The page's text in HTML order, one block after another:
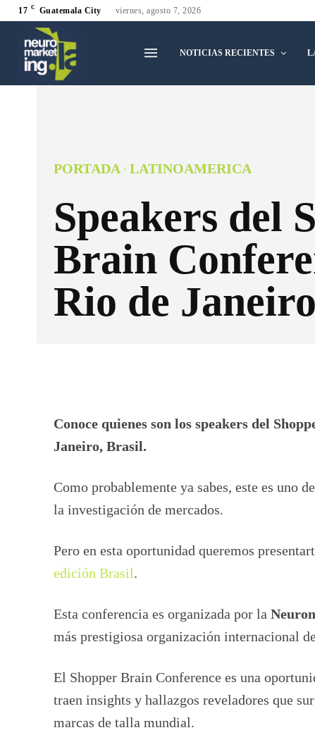
17 C Guatemala City viernes, agosto 7, 2026
NOTICIAS RECIENTES
PORTADA LATINOAMERICA
Speakers del
Brain
Rio de
Conoce quienes son los speakers del
Janeiro, Brasil.
Como probablemente ya sabes, este es uno
la investigación de mercados.
Pero en esta oportunidad queremos
edición Brasil.
Esta conferencia es organizada por la
más prestigiosa organización internacional
El Shopper Brain Conference es una
traen insights y hallazgos reveladores que
marcas de talla mundial.